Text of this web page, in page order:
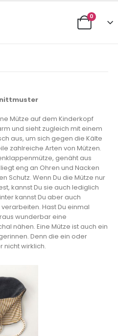
0
Mütze auf dem Kinderkopf
und sieht zugleich mit einem
aus, um sich gegen die Kälte
zahlreiche Arten von Mützen.
genäht aus
eng an Ohren und Nacken
Schutz. Wenn Du die Mütze nur
kannst Du sie auch lediglich
kannst Du aber auch
Hast Du einmal
wunderbar eine
nähen. Eine Mütze ist auch ein
Denn die ein oder
nicht wirklich.